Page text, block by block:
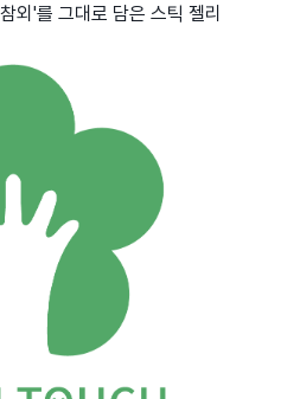
외'를 그대로 담은 스틱 젤리